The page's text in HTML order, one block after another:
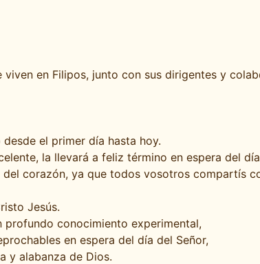
en Filipos, junto con sus dirigentes y
el primer día hasta hoy.
la llevará a feliz término en espera del
corazón, ya que todos vosotros compartís
Jesús.
profundo conocimiento experimental,
en espera del día del Señor,
y alabanza de Dios.